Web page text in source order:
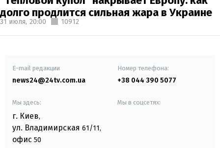
долго продлится сильная жара в Украине
31 июля, 20:00 10912
E-mail редакции
news24@24tv.com.ua
Номер телефона:
+38 044 390 5077
Мы здесь:
г. Киев,
ул. Владимирская 61/11,
офис 50
Мы в соцсетях: